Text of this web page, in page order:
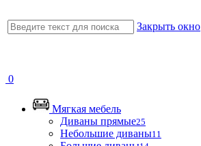
Закрыть окно
0
Мягкая мебель
Диваны прямые25
Небольшие диваны11